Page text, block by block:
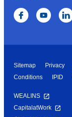
Sitemap Privacy
Conditions
IPID
WEALINS
CapitalatWork